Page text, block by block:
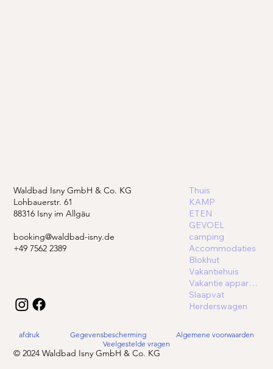
Waldbad Isny GmbH & Co. KG
Lohbauerstr. 61
88316 Isny im Allgäu
booking@waldbad-isny.de
+49 7562 2389
Thuis
KAMP
ETEN
GEVOEL
camping
Accommodaties
Blokhut
Vakantiehuis
Vakantie appartement
Slaapvat
Herderswagen
© 2024 Waldbad Isny GmbH & Co. KG
afdruk Gegevensbescherming
Algemene voorwaarden
Veelgestelde vragen